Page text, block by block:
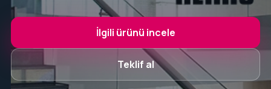
İlgili ürünü incele
Teklif al